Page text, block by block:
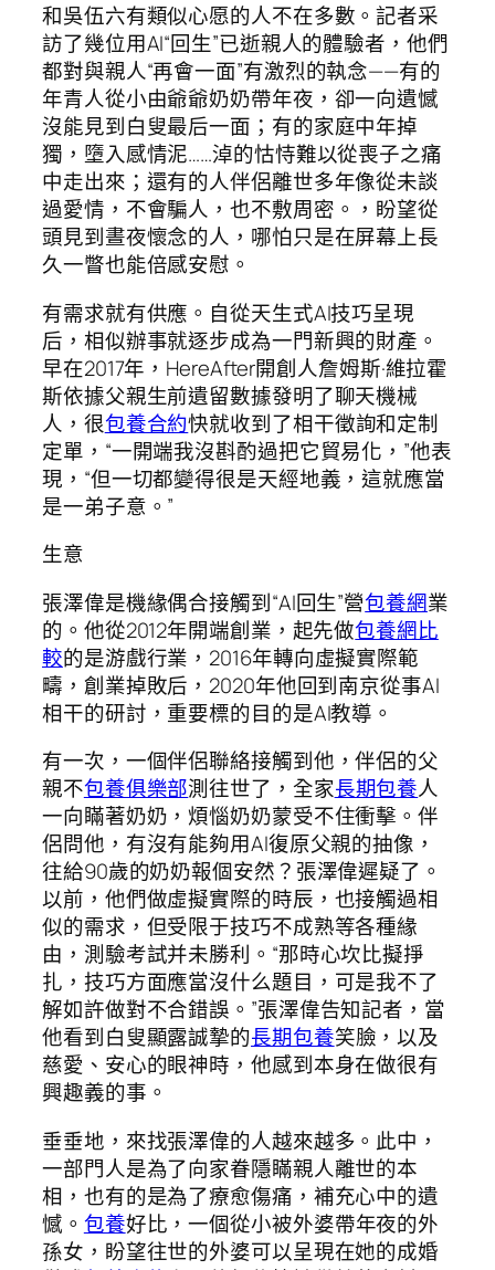
和吳伍六有類似心愿的人不在多數。記者采
訪了幾位用AI“回生”已逝親人的體驗者，他們
都對與親人“再會一面”有激烈的執念——有的
年青人從小由爺爺奶奶帶年夜，卻一向遺憾
沒能見到白叟最后一面；有的家庭中年掉
獨，墮入感情泥……淖的怙恃難以從喪子之痛
中走出來；還有的人伴侶離世多年像從未談
過愛情，不會騙人，也不敷周密。，盼望從
頭見到晝夜懷念的人，哪怕只是在屏幕上長
久一瞥也能倍感安慰。
有需求就有供應。自從天生式AI技巧呈現
后，相似辦事就逐步成為一門新興的財產。
早在2017年，HereAfter開創人詹姆斯·維拉霍
斯依據父親生前遺留數據發明了聊天機械
人，很包養合約快就收到了相干徵詢和定制
定單，“一開端我沒斟酌過把它貿易化，”他表
現，“但一切都變得很是天經地義，這就應當
是一弟子意。”
生意
張澤偉是機緣偶合接觸到“AI回生”營包養網業
的。他從2012年開端創業，起先做包養網比
較的是游戲行業，2016年轉向虛擬實際範
疇，創業掉敗后，2020年他回到南京從事AI
相干的研討，重要標的目的是AI教導。
有一次，一個伴侶聯絡接觸到他，伴侶的父
親不包養俱樂部測往世了，全家長期包養人
一向瞞著奶奶，煩惱奶奶蒙受不住衝擊。伴
侶問他，有沒有能夠用AI復原父親的抽像，
往給90歲的奶奶報個安然？張澤偉遲疑了。
以前，他們做虛擬實際的時辰，也接觸過相
似的需求，但受限于技巧不成熟等各種緣
由，測驗考試并未勝利。“那時心坎比擬掙
扎，技巧方面應當沒什么題目，可是我不了
解如許做對不合錯誤。”張澤偉告知記者，當
他看到白叟顯露誠摯的長期包養笑臉，以及
慈愛、安心的眼神時，他感到本身在做很有
興趣義的事。
垂垂地，來找張澤偉的人越來越多。此中，
一部門人是為了向家眷隱瞞親人離世的本
相，也有的是為了療愈傷痛，補充心中的遺
憾。 包養好比，一個從小被外婆帶年夜的外
孫女，盼望往世的外婆可以呈現在她的成婚